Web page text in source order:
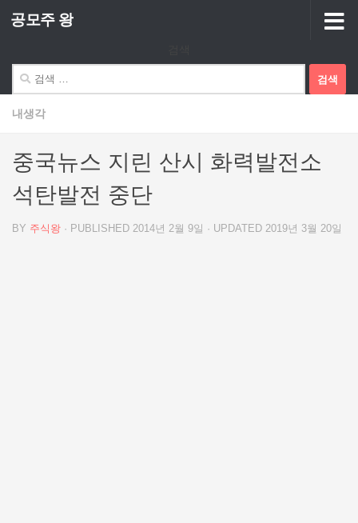
Skip to content
공모주 왕
색:
내생각
중국뉴스 지린 산시 화력발전소
석탄발전 중단
BY 주식왕 · PUBLISHED 2014년 2월 9일 · UPDATED 2019년 3월 20일